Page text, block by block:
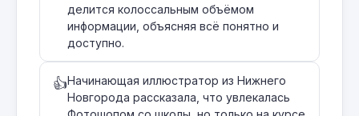
делится колоссальным объёмом
информации, объясняя всё понятно и
доступно.
👍Начинающая иллюстратор из Нижнего
Новгорода рассказала, что увлекалась